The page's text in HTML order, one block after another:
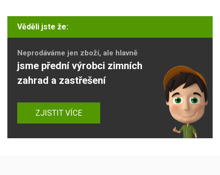
Věděli jste že:
Neprodáváme jen zboží, ale hlavně
jsme přední výrobci zimních
zahrad a zastřešení
ZJISTIT VÍCE